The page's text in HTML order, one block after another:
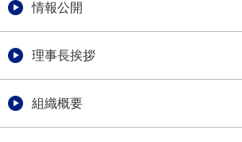
情報公開
理事長挨拶
組織概要